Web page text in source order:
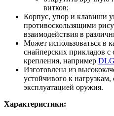
витков;
Корпус, упор и клавиши
противоскользящими
взаимодействия в
Может использоваться в
снайперских прикладов
крепления, например
Изготовлена из
устойчивого к
эксплуатацией оружия.
Характеристики: